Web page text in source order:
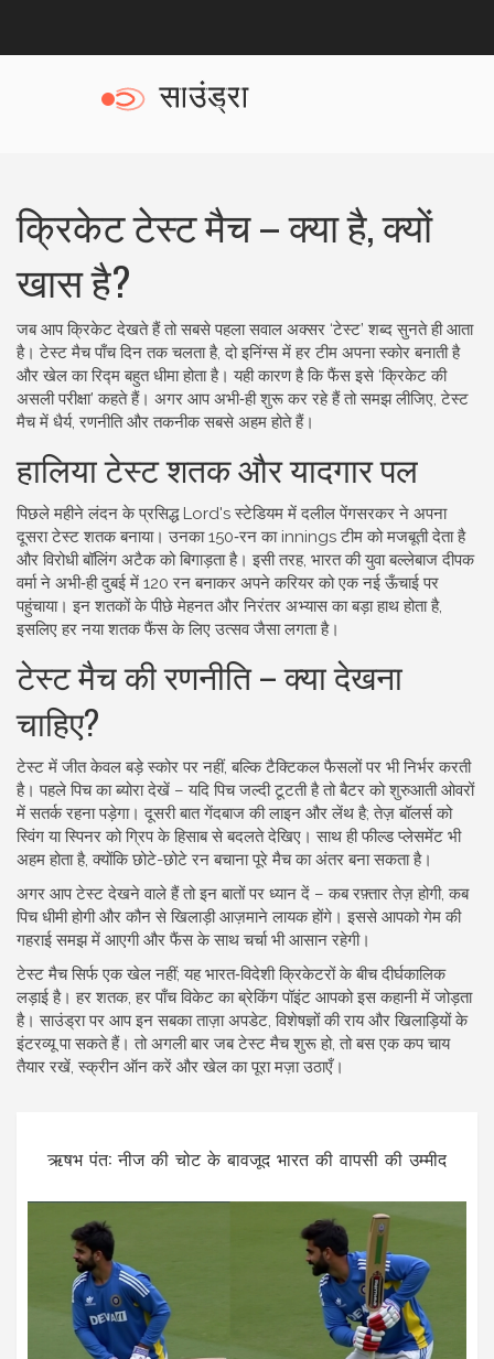
क्रिकेट टेस्ट मैच – क्या है, क्यों
खास है?
जब आप क्रिकेट देखते हैं तो सबसे पहला सवाल अक्सर ‘टेस्ट’ शब्द सुनते ही आता
है। टेस्‍ट मैच पाँच दिन तक चलता है, दो इनिंग्स में हर टीम अपना स्कोर बनाती है
और खेल का रिद्म बहुत धीमा होता है। यही कारण है कि फैंस इसे ‘क्रिकेट की
असली परीक्षा’ कहते हैं। अगर आप अभी‑ही शुरू कर रहे हैं तो समझ लीजिए, टेस्‍ट
मैच में धैर्य, रणनीति और तकनीक सबसे अहम होते हैं।
हालिया टेस्ट शतक और यादगार पल
पिछले महीने लंदन के प्रसिद्ध Lord's स्टेडियम में दलील पेंगसरकर ने अपना
दूसरा टेस्‍ट शतक बनाया। उनका 150‑रन का innings टीम को मजबूती देता है
और विरोधी बॉलिंग अटैक को बिगाड़ता है। इसी तरह, भारत की युवा बल्लेबाज दीपक
वर्मा ने अभी‑ही दुबई में 120 रन बनाकर अपने करियर को एक नई ऊँचाई पर
पहुंचाया। इन शतकों के पीछे मेहनत और निरंतर अभ्यास का बड़ा हाथ होता है,
इसलिए हर नया शतक फैंस के लिए उत्सव जैसा लगता है।
टेस्ट मैच की रणनीति – क्या देखना
चाहिए?
टेस्ट में जीत केवल बड़े स्कोर पर नहीं, बल्कि टैक्टिकल फैसलों पर भी निर्भर करती
है। पहले पिच का ब्योरा देखें – यदि पिच जल्दी टूटती है तो बैटर को शुरुआती ओवरों
में सतर्क रहना पड़ेगा। दूसरी बात गेंदबाज की लाइन और लेंथ है; तेज़ बॉलर्स को
स्विंग या स्पिनर को ग्रिप के हिसाब से बदलते देखिए। साथ ही फील्ड प्लेसमेंट भी
अहम होता है, क्योंकि छोटे-छोटे रन बचाना पूरे मैच का अंतर बना सकता है।
अगर आप टेस्ट देखने वाले हैं तो इन बातों पर ध्यान दें – कब रफ़्तार तेज़ होगी, कब
पिच धीमी होगी और कौन से खिलाड़ी आज़माने लायक होंगे। इससे आपको गेम की
गहराई समझ में आएगी और फैंस के साथ चर्चा भी आसान रहेगी।
टेस्ट मैच सिर्फ एक खेल नहीं; यह भारत‑विदेशी क्रिकेटरों के बीच दीर्घकालिक
लड़ाई है। हर शतक, हर पाँच विकेट का ब्रेकिंग पॉइंट आपको इस कहानी में जोड़ता
है। साउंड्रा पर आप इन सबका ताज़ा अपडेट, विशेषज्ञों की राय और खिलाड़ियों के
इंटरव्यू पा सकते हैं। तो अगली बार जब टेस्‍ट मैच शुरू हो, तो बस एक कप चाय
तैयार रखें, स्क्रीन ऑन करें और खेल का पूरा मज़ा उठाएँ।
ऋषभ पंत: नीज की चोट के बावजूद भारत की वापसी की उम्मीद